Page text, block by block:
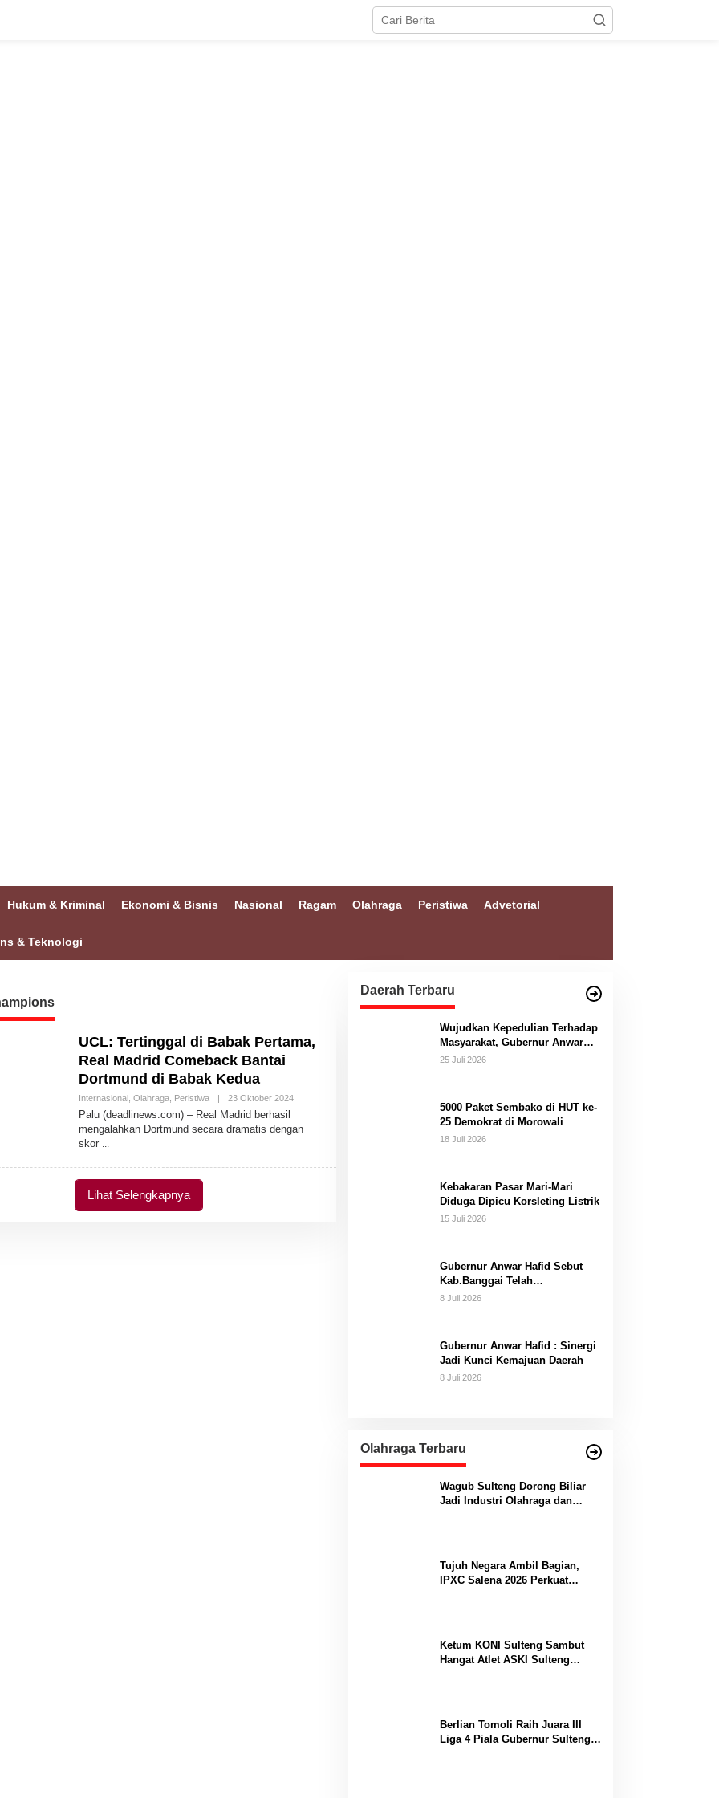
Hukum & Kriminal Ekonomi & Bisnis Nasional Ragam Olahraga Peristiwa Advetorial
& Teknologi
UCL: Tertinggal di Babak Pertama,
Real Madrid Comeback Bantai
Dortmund di Babak Kedua
Internasional, Olahraga, Peristiwa | 23 Oktober 2024O
H
M
Palu (deadlinews.com) – Real Madrid berhasil
mengalahkan Dortmund secara dramatis dengan
skor
Lihat Selengkapnya
Daerah Terbaru
Wujudkan Kepedulian Terhadap
Masyarakat, Gubernur Anwar
Hafid Bangun Jembatan
25 Juli 2026
5000 Paket Sembako di HUT ke-
25 Demokrat di Morowali
18 Juli 2026
Kebakaran Pasar Mari-Mari
Diduga Dipicu Korsleting Listrik
15 Juli 2026
Gubernur Anwar Hafid Sebut
Kab.Banggai Telah
“Melahirkan” Generasi…
8 Juli 2026
Gubernur Anwar Hafid : Sinergi
Jadi Kunci Kemajuan Daerah
8 Juli 2026
Olahraga Terbaru
Wagub Sulteng Dorong Biliar
Jadi Industri Olahraga dan
Tujuh Negara Ambil Bagian,
IPXC Salena 2026 Perkuat
Ketum KONI Sulteng Sambut
Hangat Atlet ASKI Sulteng
Berlian Tomoli Raih Juara III
Liga 4 Piala Gubernur Sulteng